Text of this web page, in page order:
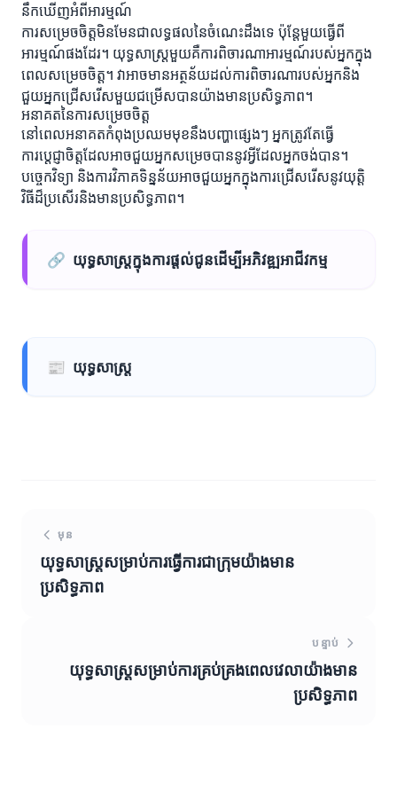
នឹកឃើញអំពីអារម្មណ៍
ការសម្រេចចិត្តមិនមែនជាលទ្ធផលនៃចំណេះដឹងទេ ប៉ុន្តែមួយធ្វើពី
អារម្មណ៍ផងដែរ។ យុទ្ធសាស្ត្រមួយគឺការពិចារណាអារម្មណ៍របស់អ្នកក្នុង
ពេលសម្រេចចិត្ត។ វាអាចមានអត្ថន័យដល់ការពិចារណារបស់អ្នកនិង
ជួយអ្នកជ្រើសរើសមួយជម្រើសបានយ៉ាងមានប្រសិទ្ធភាព។
អនាគតនៃការសម្រេចចិត្ត
នៅពេលអនាគតកំពុងប្រឈមមុខនឹងបញ្ហាផ្សេងៗ អ្នកត្រូវតែធ្វើ
ការប្តេជ្ញាចិត្តដែលអាចជួយអ្នកសម្រេចបាននូវអ្វីដែលអ្នកចង់បាន។
បច្ចេកវិទ្យា និងការវិភាគទិន្នន័យអាចជួយអ្នកក្នុងការជ្រើសរើសនូវយុត្តិ
វិធីដ៏ប្រសើរនិងមានប្រសិទ្ធភាព។
🔗 យុទ្ធសាស្ត្រក្នុងការផ្តល់ជូនដើម្បីអភិវឌ្ឍអាជីវកម្ម
📰 យុទ្ធសាស្ត្រ
មុន
យុទ្ធសាស្ត្រសម្រាប់ការធ្វើការជាក្រុមយ៉ាងមាន
ប្រសិទ្ធភាព
បន្ទាប់
យុទ្ធសាស្ត្រសម្រាប់ការគ្រប់គ្រងពេលវេលាយ៉ាងមាន
ប្រសិទ្ធភាព